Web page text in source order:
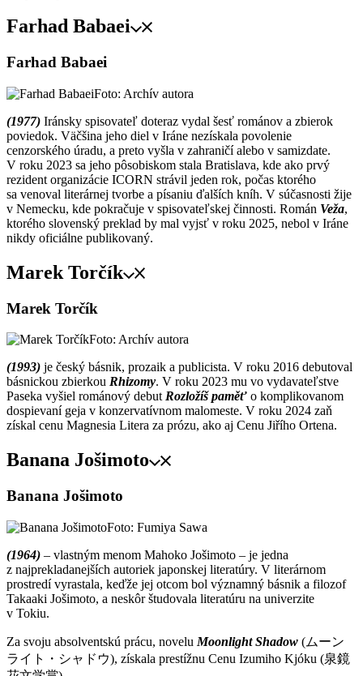
Farhad Babaei
Farhad Babaei
Foto: Archív autora
(1977) Iránsky spisovateľ doteraz vydal šesť románov a zbierok
poviedok. Väčšina jeho diel v Iráne nezískala povolenie
cenzorského úradu, a preto vyšla v zahraničí alebo v samizdate.
V roku 2023 sa jeho pôsobiskom stala Bratislava, kde ako prvý
rezident organizácie ICORN strávil jeden rok, počas ktorého
sa venoval literárnej tvorbe a písaniu ďalších kníh. V súčasnosti žije
v Nemecku, kde pokračuje v spisovateľskej činnosti. Román Veža,
ktorého slovenský preklad by mal vyjsť v roku 2025, nebol v Iráne
nikdy oficiálne publikovaný.
Marek Torčík
Marek Torčík
Foto: Archív autora
(1993) je český básnik, prozaik a publicista. V roku 2016 debutoval
básnickou zbierkou Rhizomy. V roku 2023 mu vo vydavateľstve
Paseka vyšiel románový debutRozložíš paměť o komplikovanom
dospievaní geja v konzervatívnom malomeste. V roku 2024 zaň
získal cenu Magnesia Litera za prózu, ako aj Cenu Jiřího Ortena.
Banana Jošimoto
Banana Jošimoto
Foto: Fumiya Sawa
(1964) – vlastným menom Mahoko Jošimoto – je jedna
z najprekladanejších autoriek japonskej literatúry. V literárnom
prostredí vyrastala, keďže jej otcom bol významný básnik a filozof
Takaaki Jošimoto, a neskôr študovala literatúru na univerzite
v Tokiu.
Za svoju absolventskú prácu, novelu Moonlight Shadow (ムーン
ライト・シャドウ), získala prestížnu Cenu Izumiho Kjóku (泉鏡